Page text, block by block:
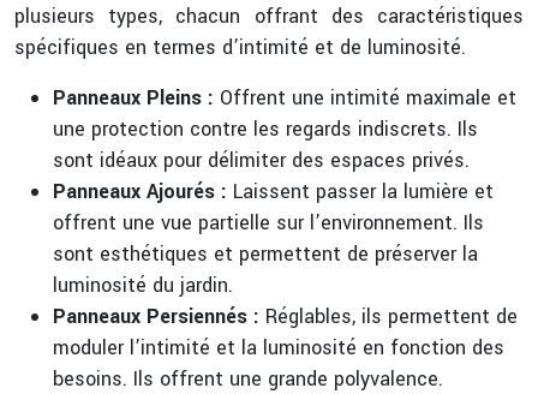
plusieurs types, chacun offrant des caractéristiques
spécifiques en termes d’intimité et de luminosité.
Panneaux Pleins : Offrent une intimité maximale et
une protection contre les regards indiscrets. Ils
sont idéaux pour délimiter des espaces privés.
Panneaux Ajourés : Laissent passer la lumière et
offrent une vue partielle sur l’environnement. Ils
sont esthétiques et permettent de préserver la
luminosité du jardin.
Panneaux Persiennés : Réglables, ils permettent de
moduler l’intimité et la luminosité en fonction des
besoins. Ils offrent une grande polyvalence.